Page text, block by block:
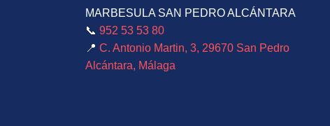
MARBESULA SAN PEDRO ALCÁNTARA
📞 952 53 53 80
📍 C. Antonio Martin, 3, 29670 San Pedro
Alcántara, Málaga